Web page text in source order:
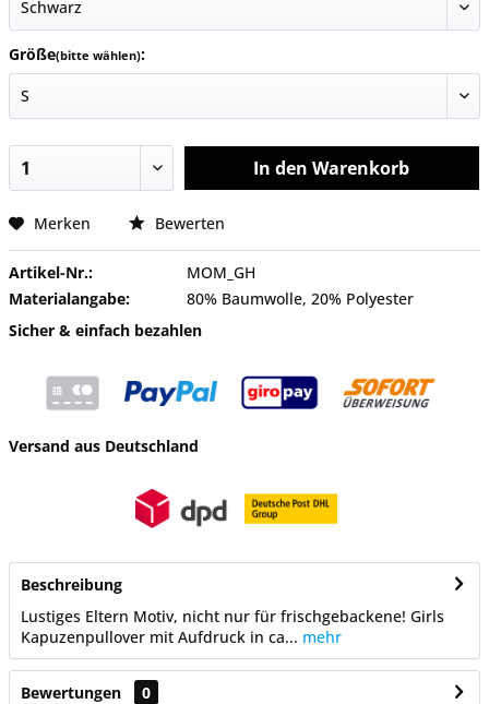
Größe(bitte wählen):
In den Warenkorb
Merken Bewerten
Artikel-Nr.:
MOM_GH
Materialangabe:
80% Baumwolle, 20% Polyester
Sicher & einfach bezahlen
Versand aus Deutschland
Beschreibung
Lustiges Eltern Motiv, nicht nur für frischgebackene! Girls
Kapuzenpullover mit Aufdruck in ca... mehr
Bewertungen
0